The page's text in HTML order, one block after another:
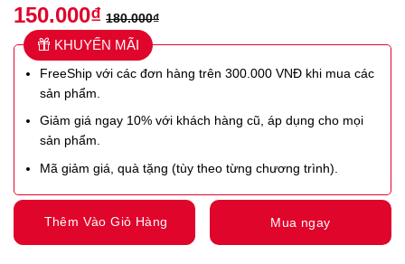
dựa trên
đánh giá
150.000₫ 180.000₫
KHUYẾN MÃI
FreeShip với các đơn hàng trên 300.000 VNĐ khi mua các
sản phẩm.
Giảm giá ngay 10% với khách hàng cũ, áp dụng cho mọi
sản phẩm.
Mã giảm giá, quà tặng (tùy theo từng chương trình).
Thêm Vào Giỏ Hàng Mua ngay